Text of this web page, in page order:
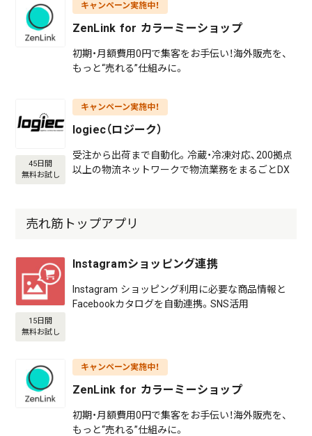
キャンペーン実施中！
ZenLink for カラーミーショップ
初期・月額費用0円で集客をお手伝い！海外販売を、
もっと“売れる”仕組みに。
45日間
無料お試し
キャンペーン実施中！
logiec（ロジーク）
受注から出荷まで自動化。冷蔵・冷凍対応、200拠点
以上の物流ネットワークで物流業務をまるごとDX
売れ筋トップアプリ
15日間
無料お試し
Instagramショッピング連携
Instagram ショッピング利用に必要な商品情報と
Facebookカタログを自動連携。SNS活用
キャンペーン実施中！
ZenLink for カラーミーショップ
初期・月額費用0円で集客をお手伝い！海外販売を、
もっと“売れる”仕組みに。